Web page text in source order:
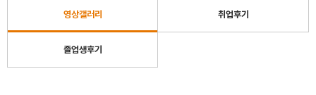
영상갤러리 취업후기
졸업생후기